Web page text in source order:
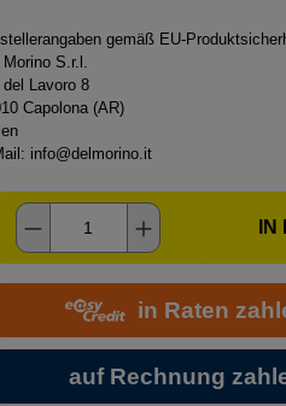
gemäß EU-
Morino S.r.l.
Lavoro 8
Capolona (AR)
info@delmorino.it
Produkt Anzahl: Gib